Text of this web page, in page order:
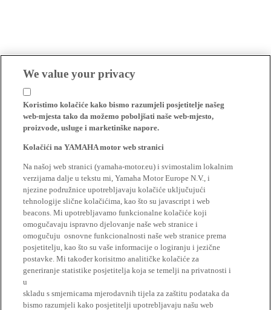
We value your privacy
Koristimo kolačiće kako bismo razumjeli posjetitelje našeg
web-mjesta tako da možemo poboljšati naše web-mjesto,
proizvode, usluge i marketinške napore.
Kolačići na YAMAHA motor web stranici
Na našoj web stranici (yamaha-motor.eu) i svimostalim lokalnim
verzijama dalje u tekstu mi, Yamaha Motor Europe N.V., i
njezine podružnice upotrebljavaju kolačiće uključujući
tehnologije slične kolačićima, kao što su javascript i web
beacons. Mi upotrebljavamo funkcionalne kolačiće koji
omogučavaju ispravno djelovanje naše web stranice i
omogučuju osnovne funkcionalnosti naše web stranice prema
posjetitelju, kao što su vaše informacije o logiranju i jezične
postavke. Mi također korisitmo analitičke kolačiće za
generiranje statistike posjetitelja koja se temelji na privatnosti i
u
skladu s smjernicama mjerodavnih tijela za zaštitu podataka da
bismo razumjeli kako posjetitelji upotrebljavaju našu web